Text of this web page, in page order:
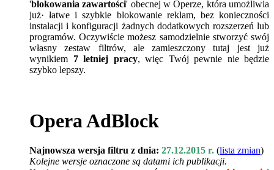
'blokowania zawartości' obecnej w Operze, która umożliwia
już· łatwe i szybkie blokowanie reklam, bez konieczności
instalacji i konfiguracji żadnych dodatkowych rozszerzeń lub
programów. Oczywiście możesz samodzielnie stworzyć swój
własny zestaw filtrów, ale zamieszczony tutaj jest już
wynikiem 7 letniej pracy, więc Twój pewnie nie będzie
szybko lepszy.
Opera AdBlock
Najnowsza wersja filtru z dnia: 27.12.2015 r. (lista zmian)
Kolejne wersje oznaczone są datami ich publikacji.